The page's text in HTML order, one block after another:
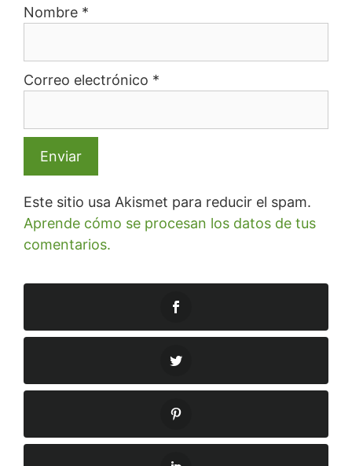
Nombre *
Correo electrónico *
Este sitio usa Akismet para reducir el spam.
Aprende cómo se procesan los datos de tus
comentarios.